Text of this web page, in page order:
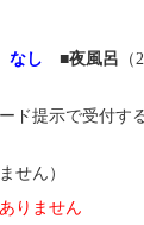
なし ■夜風呂
ド提示で受付す
せん）
りません